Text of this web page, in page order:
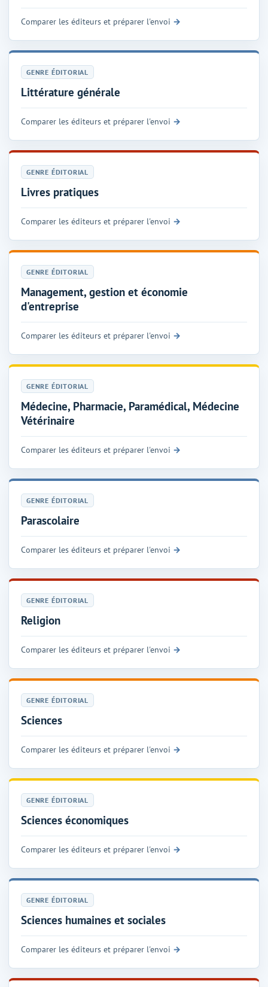
Comparer les éditeurs et préparer l'envoi
GENRE ÉDITORIAL
Littérature générale
Comparer les éditeurs et préparer l'envoi
GENRE ÉDITORIAL
Livres pratiques
Comparer les éditeurs et préparer l'envoi
GENRE ÉDITORIAL
Management, gestion et économie
d'entreprise
Comparer les éditeurs et préparer l'envoi
GENRE ÉDITORIAL
Médecine, Pharmacie, Paramédical, Médecine
Vétérinaire
Comparer les éditeurs et préparer l'envoi
GENRE ÉDITORIAL
Parascolaire
Comparer les éditeurs et préparer l'envoi
GENRE ÉDITORIAL
Religion
Comparer les éditeurs et préparer l'envoi
GENRE ÉDITORIAL
Sciences
Comparer les éditeurs et préparer l'envoi
GENRE ÉDITORIAL
Sciences économiques
Comparer les éditeurs et préparer l'envoi
GENRE ÉDITORIAL
Sciences humaines et sociales
Comparer les éditeurs et préparer l'envoi